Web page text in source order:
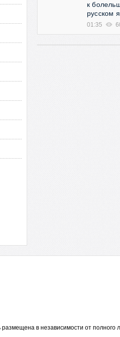
к
русском
01:35
в независимости от полного